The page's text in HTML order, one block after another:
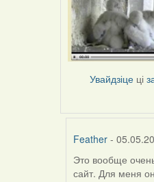
Увайдзіце ці
Feather-
In
Это вообще
сайт. Для меня